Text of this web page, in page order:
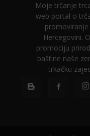
Moje trčanje
web portal o
Hercegovini.
promociju
baštine naše
trkačku